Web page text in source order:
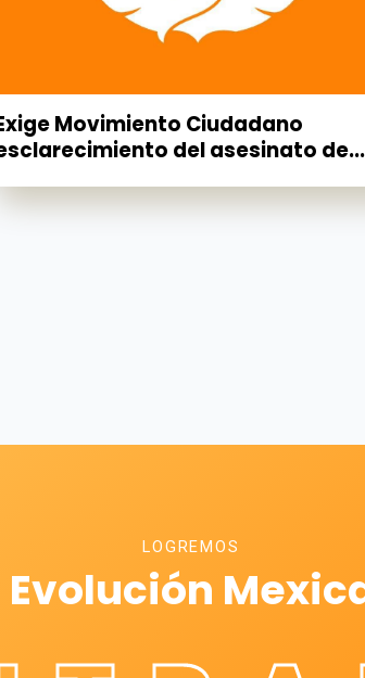
Movimiento Ciudadano
del asesinato de...
LOGREMOS
Evolución